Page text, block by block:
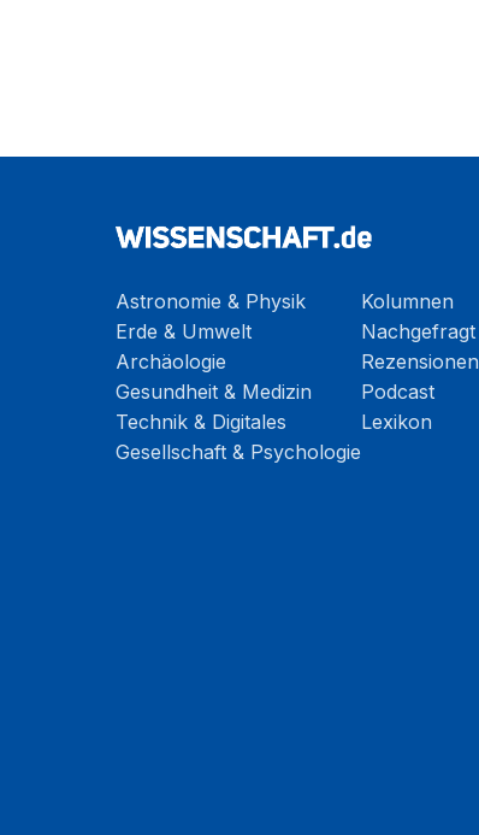
Astronomie & Physik
Erde & Umwelt
Archäologie
Gesundheit & Medizin
Technik & Digitales
Gesellschaft & Psychologie
Kolumnen
Nachgefragt
Rezensionen
Podcast
Lexikon